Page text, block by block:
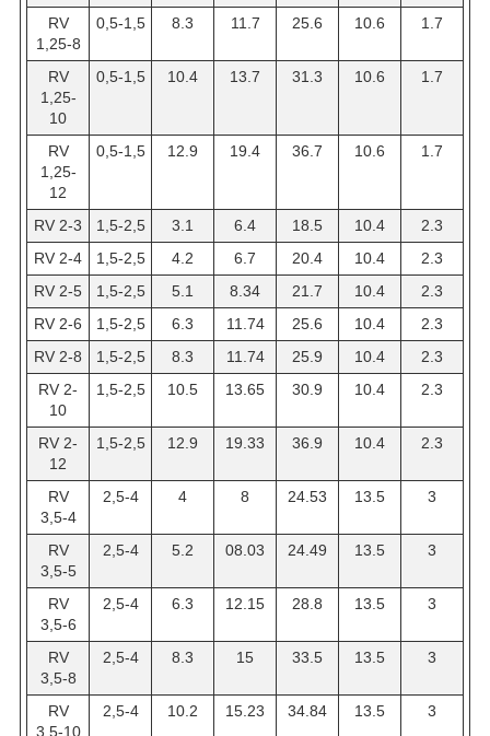
RV
1,25-8
0,5-1,5 8.3 11.7 25.6 10.6 1.7
RV
1,25-
10
0,5-1,5 10.4 13.7 31.3 10.6 1.7
RV
1,25-
12
0,5-1,5 12.9 19.4 36.7 10.6 1.7
RV 2-3 1,5-2,5 3.1 6.4 18.5 10.4
2.3
RV 2-4
1,5-2,5 4.2 6.7 20.4 10.4
2.3
RV 2-5
1,5-2,5 5.1 8.34 21.7 10.4
2.3
RV 2-6
1,5-2,5 6.3 11.74 25.6 10.4
2.3
RV 2-8
1,5-2,5 8.3 11.74 25.9 10.4
2.3
RV 2-
10
1,5-2,5 10.5 13.65 30.9 10.4 2.3
RV 2-
12
1,5-2,5 12.9 19.33 36.9 10.4 2.3
RV
3,5-4
2,5-4 4 8 24.53 13.5 3
RV
3,5-5
2,5-4 5.2 08.03 24.49 13.5 3
RV
3,5-6
2,5-4 6.3 12.15 28.8 13.5 3
RV
3,5-8
2,5-4 8.3 15 33.5 13.5 3
RV
3,5-10
2,5-4 10.2 15.23 34.84 13.5 3